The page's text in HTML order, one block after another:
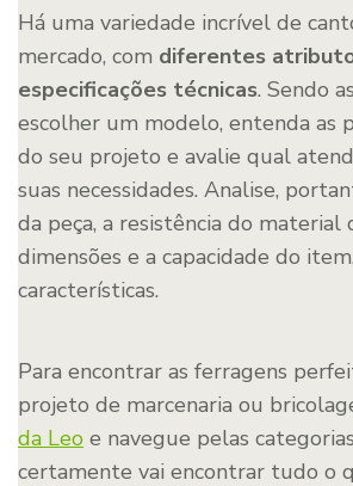
Há uma variedade incrível de
mercado, com diferentes
especificações técnicas. Sendo
escolher um modelo, entenda as
do seu projeto e avalie qual
suas necessidades. Analise,
da peça, a resistência do material
dimensões e a capacidade do
características.
Para encontrar as ferragens
projeto de marcenaria ou
da Leo e navegue pelas
certamente vai encontrar tudo o